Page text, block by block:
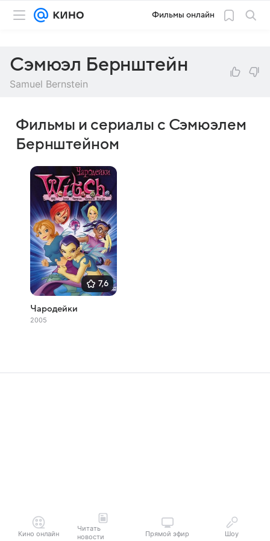
Фильмы онлайн
Сэмюэл Бернштейн
Samuel Bernstein
Фильмы и сериалы с Сэмюэлем
Бернштейном
7,6
Чародейки
2005
Кино онлайн
Читать
новости
Прямой эфир Шоу